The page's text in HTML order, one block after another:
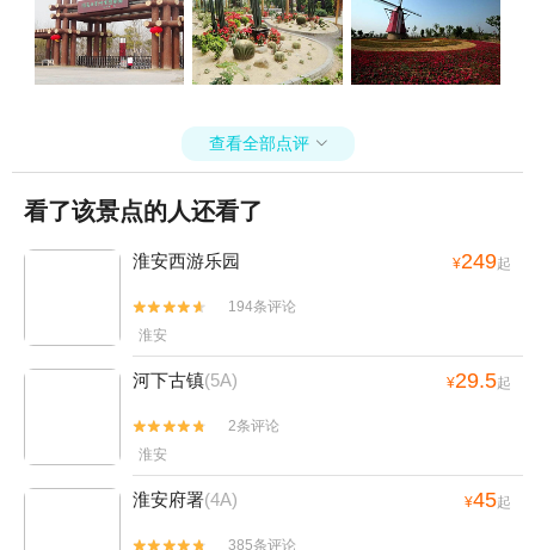
查看全部点评 
看了该景点的人还看了
淮安西游乐园 ¥249起


194条评论
淮安
河下古镇(5A) ¥29.5起


2条评论
淮安
淮安府署(4A) ¥45起

 385条评论